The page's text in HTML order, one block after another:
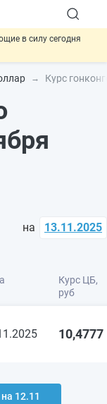
в силу сегодня
товаров через
предлагают
трудовых и ГПХ-
Курс
на 13.11.2025
Курс ЦБ,
руб
10,4777
12.11